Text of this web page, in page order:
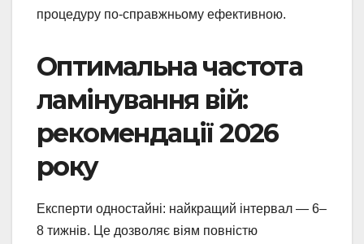
процедуру по-справжньому ефективною.
Оптимальна частота
ламінування вій:
рекомендації 2026
року
Експерти одностайні: найкращий інтервал — 6–
8 тижнів. Це дозволяє віям повністю